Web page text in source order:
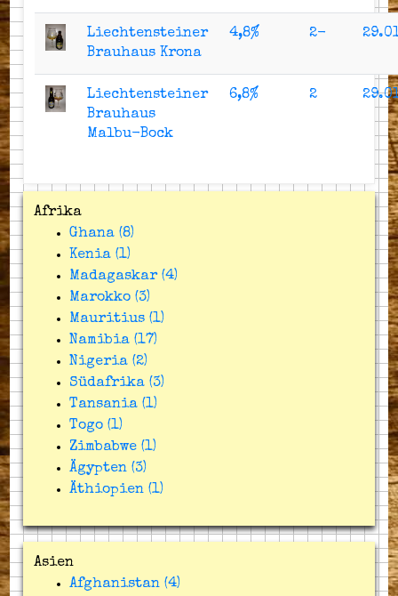
Liechtensteiner
Brauhaus Krona
4,8% 2-
Liechtensteiner
Brauhaus
Malbu-Bock
6,8% 2
Afrika
Ghana (8)
Kenia (1)
Madagaskar (4)
Marokko (3)
Mauritius (1)
Namibia (17)
Nigeria (2)
Südafrika (3)
Tansania (1)
Togo (1)
Zimbabwe (1)
Ägypten (3)
Äthiopien (1)
Asien
Afghanistan (4)